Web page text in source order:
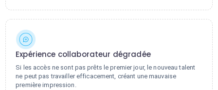
Expérience collaborateur dégradée
Si les accès ne sont pas prêts le premier jour, le nouveau talent
ne peut pas travailler efficacement, créant une mauvaise
première impression.